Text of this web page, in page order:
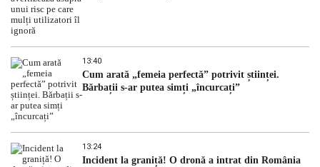
13:40
Cum arată „femeia perfectă” potrivit științei.
Bărbații s-ar putea simți „încurcați”
13:24
Incident la graniță! O dronă a intrat din România